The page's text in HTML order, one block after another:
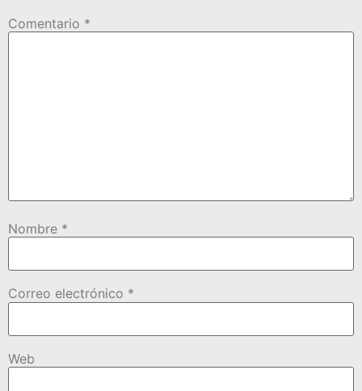
Comentario *
Nombre *
Correo electrónico *
Web